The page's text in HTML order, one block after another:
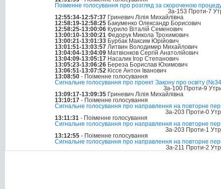
Поіменне голосування про розгляд за скороченою
За-153 Проти-7
12:55:34-12:57:37 Гриневич Лілія Михайлівна
12:58:19-12:58:25 Бакуменко Олександр Борисович
12:58:25-13:00:06 Курило Віталій Семенович
13:00:10-13:00:21 Федорук Микола Трохимович
13:00:21-13:01:33 Бурбак Максим Юрійович
13:01:51-13:03:57 Литвин Володимир Михайлович
13:04:04-13:04:09 Матвієнков Сергій Анатолійович
13:04:09-13:05:17 Насалик Ігор Степанович
13:05:23-13:06:26 Береза Борислав Юхимович
13:06:51-13:07:52 Кіссе Антон Іванович
13:08:50 - Поіменне голосування
Сигнальне голосування про проект Закону про освіту
За-100 Проти-9
13:09:17-13:09:35 Гриневич Лілія Михайлівна
13:10:17 - Поіменне голосування
Сигнальне голосування про направлення на повторне
За-203 Проти-0
13:11:31 - Поіменне голосування
Сигнальне голосування про направлення на повторне
За-203 Проти-1
13:12:55 - Поіменне голосування
Сигнальне голосування про направлення на повторне
За-211 Проти-2